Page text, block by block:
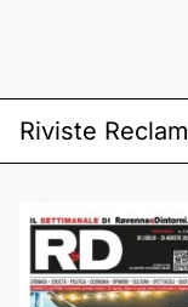
Riviste Reclam